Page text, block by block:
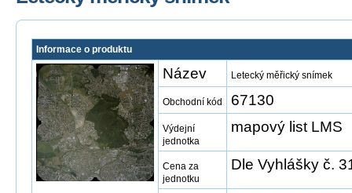
Informace o produktu
Název Letecký měřický snímek
Obchodní kód 67130
Výdejní
jednotka
mapový list LMS
Cena za
jednotku
Dle Vyhlášky č.